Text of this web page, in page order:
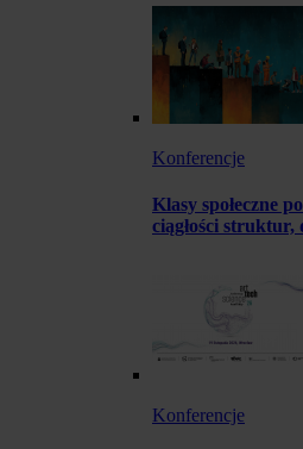
Konferencje
Klasy społeczne
ciągłości struktur,
Konferencje